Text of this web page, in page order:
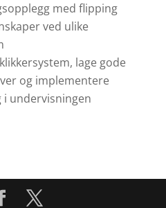
med flipping
ved ulike
lage gode
og implementere
undervisningen